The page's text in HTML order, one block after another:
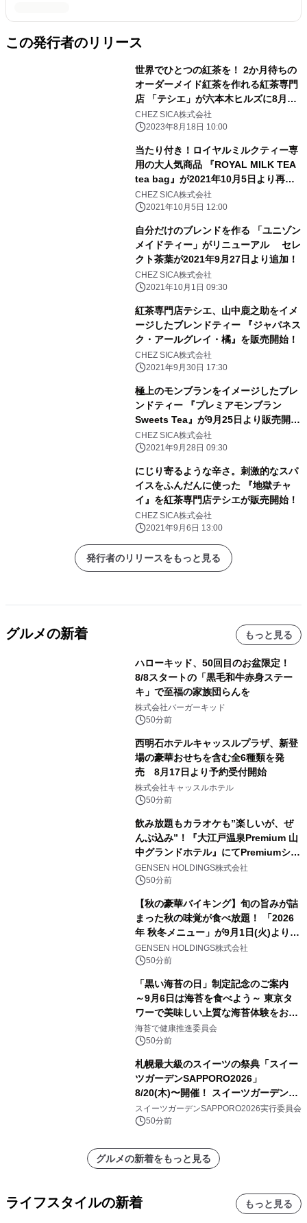
この発行者のリリース
世界でひとつの紅茶を！ 2か月待ちの
オーダーメイド紅茶を作れる紅茶専門
店 「テシエ」が六本木ヒルズに8月17
日(木)New Open！
CHEZ SICA株式会社
2023年8月18日 10:00
当たり付き！ロイヤルミルクティー専
用の大人気商品 『ROYAL MILK TEA
tea bag』が2021年10月5日より再販
開始
CHEZ SICA株式会社
2021年10月5日 12:00
自分だけのブレンドを作る 「ユニゾン
メイドティー」がリニューアル セレ
クト茶葉が2021年9月27日より追加！
CHEZ SICA株式会社
2021年10月1日 09:30
紅茶専門店テシエ、山中鹿之助をイメ
ージしたブレンドティー 『ジャパネス
ク・アールグレイ・橘』を販売開始！
CHEZ SICA株式会社
2021年9月30日 17:30
極上のモンブランをイメージしたブレ
ンドティー 『プレミアモンブラン
Sweets Tea』が9月25日より販売開
始！
CHEZ SICA株式会社
2021年9月28日 09:30
にじり寄るような辛さ。刺激的なスパ
イスをふんだんに使った 『地獄チャ
イ』を紅茶専門店テシエが販売開始！
CHEZ SICA株式会社
2021年9月6日 13:00
発行者のリリースをもっと見る
グルメの新着 もっと見る
ハローキッド、50回目のお盆限定！
8/8スタートの「黒毛和牛赤身ステー
キ」で至福の家族団らんを
株式会社バーガーキッド
50分前
西明石ホテルキャッスルプラザ、新登
場の豪華おせちを含む全6種類を発
売 8月17日より予約受付開始
株式会社キャッスルホテル
50分前
飲み放題もカラオケも”楽しいが、ぜ
んぶ込み”！『大江戸温泉Premium 山
中グランドホテル』にてPremiumシリ
ーズ初のオールインクルーシブ導入
GENSEN HOLDINGS株式会社
50分前
【秋の豪華バイキング】旬の旨みが詰
まった秋の味覚が食べ放題！ 「2026
年 秋冬メニュー」が9月1日(火)より提
供スタート
GENSEN HOLDINGS株式会社
50分前
「黒い海苔の日」制定記念のご案内
～9月6日は海苔を食べよう～ 東京タ
ワーで美味しい上質な海苔体験をお届
けします！
海苔で健康推進委員会
50分前
札幌最大級のスイーツの祭典「スイー
ツガーデンSAPPORO2026」
8/20(木)〜開催！ スイーツガーデン史
上最多50種のコラボケーキが集結／前
日8/19(水)メディア試食会も初開催
スイーツガーデンSAPPORO2026実行委員会
50分前
グルメの新着をもっと見る
ライフスタイルの新着 もっと見る